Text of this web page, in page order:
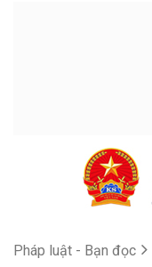
Pháp luật - Bạn đọc